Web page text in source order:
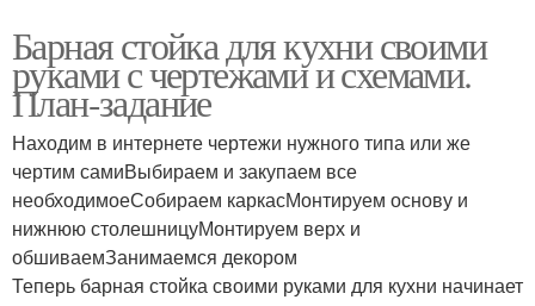
Барная стойка для кухни своими
руками с чертежами и схемами.
План-задание
Находим в интернете чертежи нужного типа или же
чертим самиВыбираем и закупаем все
необходимоеСобираем каркасМонтируем основу и
нижнюю столешницуМонтируем верх и
обшиваемЗанимаемся декором
Теперь барная стойка своими руками для кухни начинает